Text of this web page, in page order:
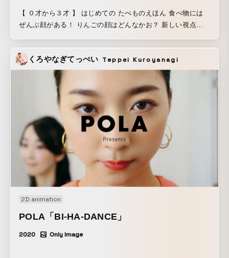
【 ０才から３才 】 はじめての たべものえほん 食べ物には
ぜんぶ顔がある！ りんごの顔はどんなかお？ 新しい視点を
たろうの著者でもあるオタミラムズがストップ・モーション
で制作！ 【 柔軟な発想を感覚で身につける！ 】 東京大学名
誉教授の汐見稔幸先生より 「芸術は見立てが出発！ 柔軟な
発想を学べます」 【 食べ物を愛でられる食育の視点も 】 料
理家・管理栄養士の長谷川あかり先生より 「実写ならではの
個性豊かな表情に興味津々。食べ物が愛おしくなる一冊」 -
『どんな かお？』 作 べかたろう -------------------------
------------------------- どんな かお？ 公式サイト
https://www.kadokawa.co.jp/product/32... べかたろう 公式
Instagram https://www.instagram.com/bekataro/ ---------------
-----------------------------------
くろやなぎてっぺい Teppei Kuroyanagi
2D animation
POLA「BI-HA-DANCE」
2020 Only Image